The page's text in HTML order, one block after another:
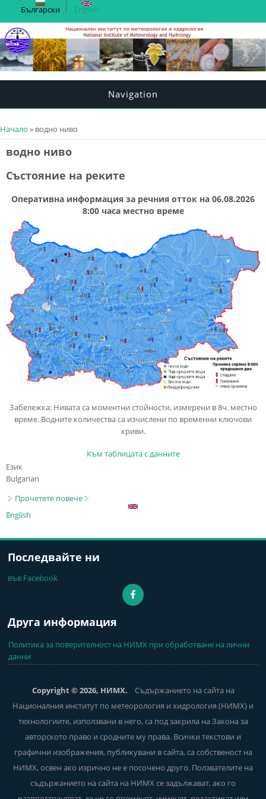
Български English
Navigation
You are here
Начало » водно ниво
водно ниво
Състояние на реките
Оперативна информация за речния отток на 06.08.2026
8:00 часа местно време
Забележка: Нивата са моментни стойности, измерени в 8ч. местно
време. Водните количества са изчислени по временни ключови
криви.
Към таблицата с данните
Език
Bulgarian
Прочетете повече about Състояние на реките
English
Последвайте ни
във Facebook
Друга информация
Политика за поверителност на НИМХ при обработване на лични
данни
Copyright © 2026, НИМХ. Съдържанието на сайта на
Националния институт по метеорология и хидрология (НИМХ) и
технологиите, използвани в него, са под закрила на Закона за
авторското право и сродните му права. Всички текстови и
графични изображения, публикувани в сайта, са собственост на
НИМХ, освен ако изрично не е посочено друго. Ползвателите на
съдържанието на сайта на НИМХ се задължават, ако го